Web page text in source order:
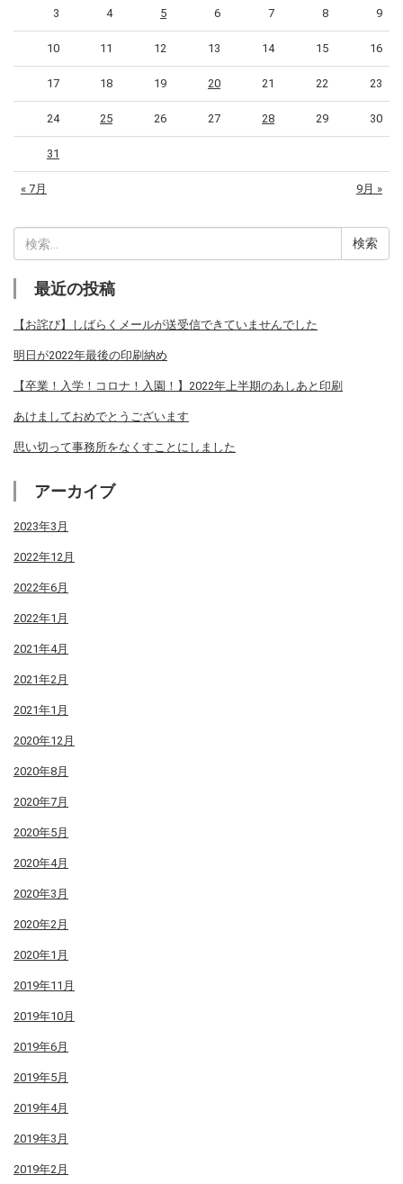
« 7月 9月 »
3 4 5 6 7 8 9
10 11 12 13 14 15 16
17 18 19 20 21 22 23
24 25 26 27 28 29 30
31
索:
最近の投稿
【お詫び】しばらくメールが送受信できていませんでした
明日が2022年最後の印刷納め
【卒業！入学！コロナ！入園！】2022年上半期のあしあと印刷
あけましておめでとうございます
思い切って事務所をなくすことにしました
アーカイブ
2023年3月
2022年12月
2022年6月
2022年1月
2021年4月
2021年2月
2021年1月
2020年12月
2020年8月
2020年7月
2020年5月
2020年4月
2020年3月
2020年2月
2020年1月
2019年11月
2019年10月
2019年6月
2019年5月
2019年4月
2019年3月
2019年2月